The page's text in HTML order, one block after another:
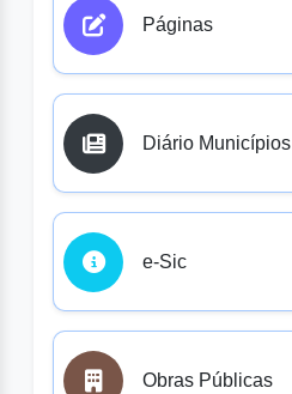
Páginas
Diário Municípios
e-Sic
Obras Públicas